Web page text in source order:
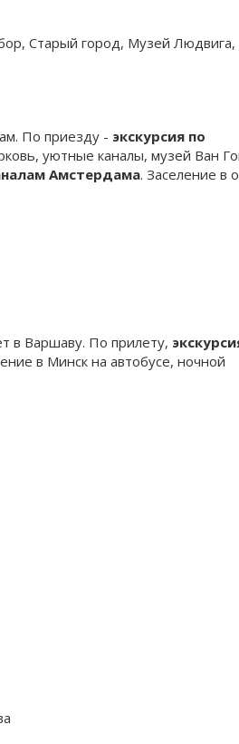
Старый город, Музей Людвига,
По приезду - экскурсия по
уютные каналы, музей Ван
Амстердама. Заселение в
в Варшаву. По прилету,
в Минск на автобусе, ночной